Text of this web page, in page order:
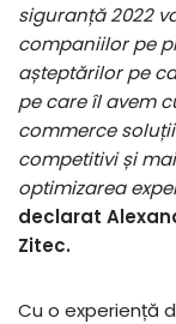
siguranță 2022
companiilor pe
așteptărilor pe
pe care îl avem
commerce
competitivi și
optimizarea
declarat
Zitec.
Cu o experiență